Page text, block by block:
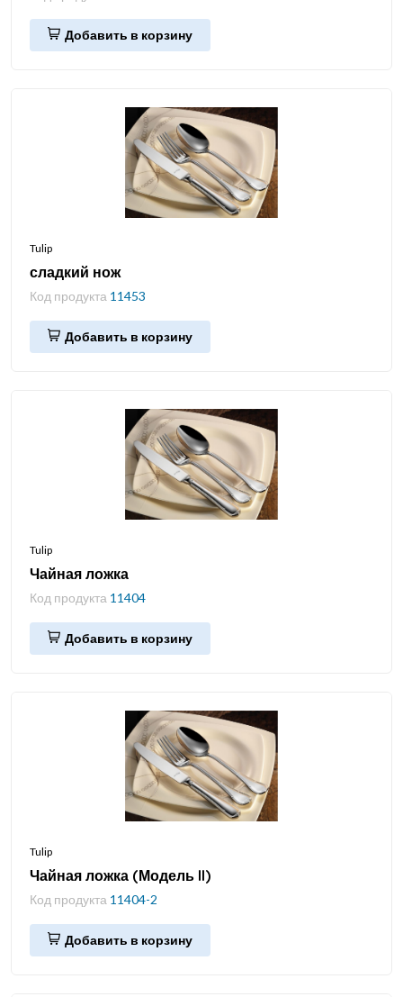
Добавить в корзину
Tulip
сладкий нож
Код продукта 11453
Добавить в корзину
Tulip
Чайная ложка
Код продукта 11404
Добавить в корзину
Tulip
Чайная ложка (Модель II)
Код продукта 11404-2
Добавить в корзину